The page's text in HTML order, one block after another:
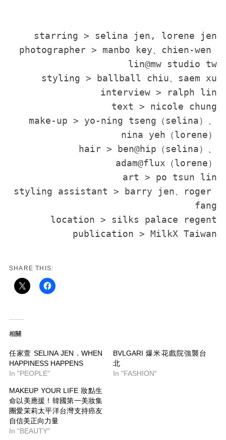
starring > selina jen, lorene jen
photographer > manbo key、chien-wen
lin@mw studio tw
styling > ballball chiu、saem xu
interview > ralph lin
text > nicole chung
make-up > yo-ning tseng（selina）、
nina yeh（lorene）
hair > ben@hip（selina）、
adam@flux（lorene）
art > po tsun lin
styling assistant > barry jen、roger
fang
publication > MilkX Taiwan
SHARE THIS:
相關
任家萱 SELINA JEN．WHEN
HAPPINESS HAPPENS
In "PEOPLE"
BVLGARI 爆米花戲院強襲台
北
In "FASHION"
MAKEUP YOUR LIFE 妝點生
命以美應援！韓國第一美妝集
團愛茉莉太平洋台灣支持癌友
自信美正向力量
In "BEAUTY"